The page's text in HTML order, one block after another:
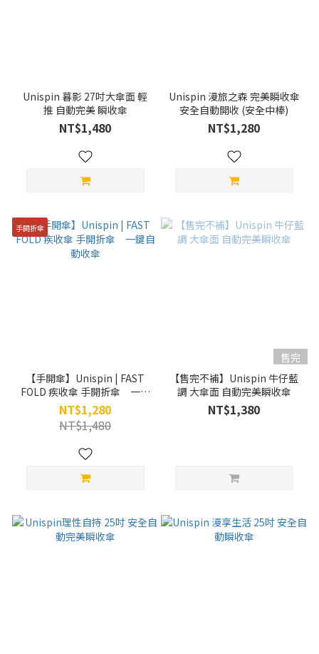
Unispin 暮影 27吋大傘面 輕
推 自動完美 瞬收傘
NT$1,480
Unispin 漫旅之森 完美瞬收傘
安全自動開收 (安全中棒)
NT$1,280
手開折傘
【手開傘】Unispin | FAST
FOLD 疾收傘 手開折傘 一鍵
自動收傘
NT$1,280
NT$1,480
售完
【售完不補】Unispin 牛仔藍
調 大傘面 自動完美瞬收傘
NT$1,380